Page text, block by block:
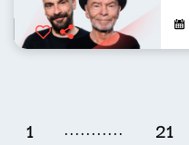
1 ........... 21